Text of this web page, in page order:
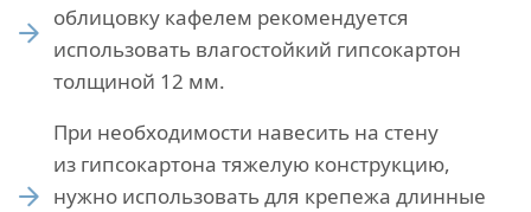
облицовку кафелем рекомендуется
использовать влагостойкий гипсокартон
толщиной 12 мм.
При необходимости навесить на стену
из гипсокартона тяжелую конструкцию,
нужно использовать для крепежа длинные